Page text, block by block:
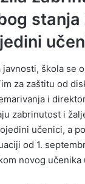
stanja
škola se
za zaštitu od
i
zabrinutost i
učenici, a
od 1.
novog učenika